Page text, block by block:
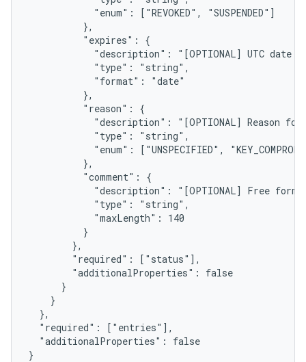
            "enum": ["REVOKED", "SUSPENDED"]
          },
          "expires": {
"description": "[OPTIONAL] UTC date
            "type": "string",
            "format": "date"
          },
          "reason": {
"description": "[OPTIONAL] Reason for
            "type": "string",
"enum": ["UNSPECIFIED",
          },
          "comment": {
"description": "[OPTIONAL] Free form
            "type": "string",
            "maxLength": 140
          }
        },
        "required": ["status"],
        "additionalProperties": false
      }
    }
  },
  "required": ["entries"],
  "additionalProperties": false
}